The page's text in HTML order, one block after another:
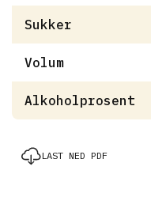
Sukker
Volum
Alkoholprosent
LAST NED PDF